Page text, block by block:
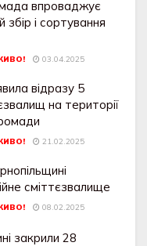
впроваджує
збір і сортування
03.04.2025
відразу 5
на території
21.02.2025
сміттєзвалище
08.02.2025
закрили 28